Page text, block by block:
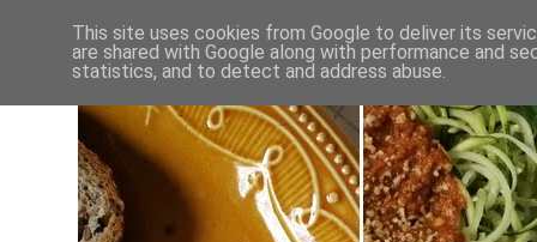
This site uses cookies from Google to deliver its
are shared with Google along with performance and
statistics, and to detect and address abuse.